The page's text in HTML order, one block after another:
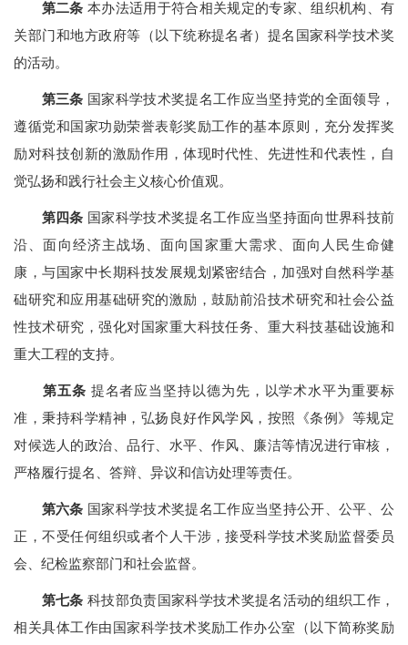
第二条 本办法适用于符合相关规定的专家、组织机构、有
关部门和地方政府等（以下统称提名者）提名国家科学技术奖
的活动。
第三条 国家科学技术奖提名工作应当坚持党的全面领导，
遵循党和国家功勋荣誉表彰奖励工作的基本原则，充分发挥奖
励对科技创新的激励作用，体现时代性、先进性和代表性，自
觉弘扬和践行社会主义核心价值观。
第四条 国家科学技术奖提名工作应当坚持面向世界科技前
沿、面向经济主战场、面向国家重大需求、面向人民生命健
康，与国家中长期科技发展规划紧密结合，加强对自然科学基
础研究和应用基础研究的激励，鼓励前沿技术研究和社会公益
性技术研究，强化对国家重大科技任务、重大科技基础设施和
重大工程的支持。
第五条 提名者应当坚持以德为先，以学术水平为重要标
准，秉持科学精神，弘扬良好作风学风，按照《条例》等规定
对候选人的政治、品行、水平、作风、廉洁等情况进行审核，
严格履行提名、答辩、异议和信访处理等责任。
第六条 国家科学技术奖提名工作应当坚持公开、公平、公
正，不受任何组织或者个人干涉，接受科学技术奖励监督委员
会、纪检监察部门和社会监督。
第七条 科技部负责国家科学技术奖提名活动的组织工作，
相关具体工作由国家科学技术奖励工作办公室（以下简称奖励